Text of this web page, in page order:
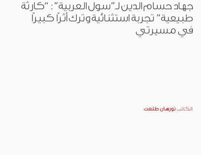
جهاد حسام الدين لـ”سول العربية”: “كارثة
طبيعية” تجربة استثنائية وترك أثرًا كبيرًا
في مسيرتي
الكاتب نورهان طلعت